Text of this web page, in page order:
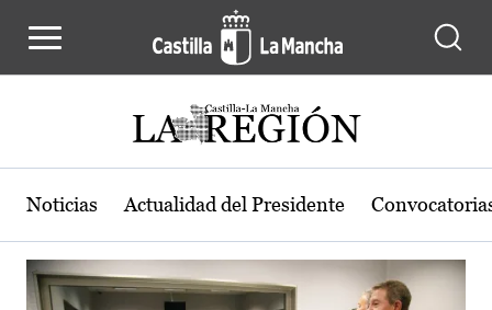
Actualidad de la región de Castilla-
Noticias Actualidad del Presidente